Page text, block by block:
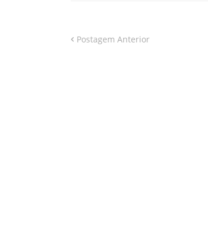
Postagem Anterior